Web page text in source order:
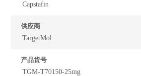
Capstafin
供应商
TargetMol
产品货号
TGM-T70150-25mg